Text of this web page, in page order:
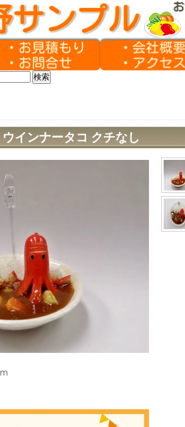
インナータコ クチなし